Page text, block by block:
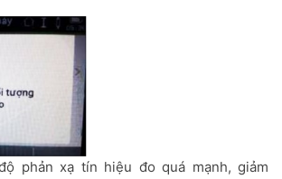
phản xạ tín hiệu đo quá mạnh, giảm